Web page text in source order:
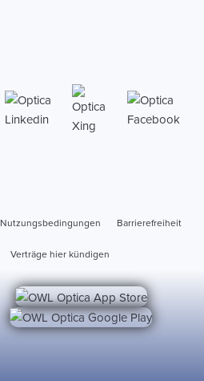
Nutzungsbedingungen Barrierefreiheit
Verträge hier kündigen